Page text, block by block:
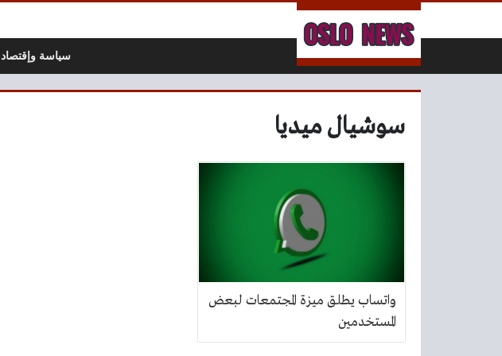
التخطي إلى المحتوى
سياسة وإقتصاد
سوشيال ميديا
واتساب يطلق ميزة المجتمعات لبعض
المستخدمين